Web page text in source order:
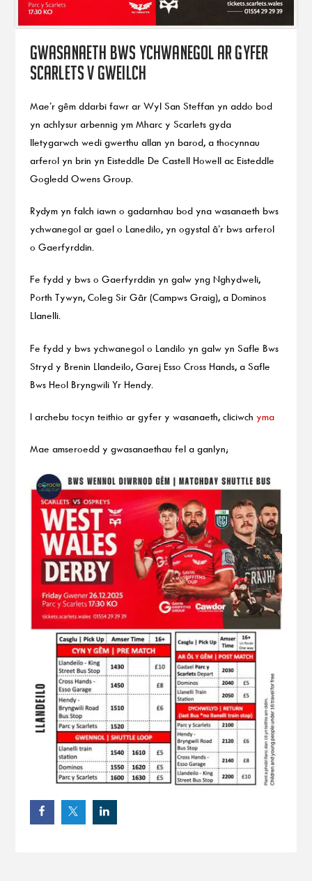
Gwasanaeth bws ychwanegol ar gyfer
Scarlets v Gweilch
Mae’r gêm ddarbi fawr ar Wyl San Steffan yn addo bod
yn achlysur arbennig ym Mharc y Scarlets gyda
lletygarwch wedi gwerthu allan yn barod, a thocynnau
arferol yn brin yn Eisteddle De Castell Howell ac Eisteddle
Gogledd Owens Group.
Rydym yn falch iawn o gadarnhau bod yna wasanaeth bws
ychwanegol ar gael o Lanedilo, yn ogystal â’r bws arferol
o Gaerfyrddin.
Fe fydd y bws o Gaerfyrddin yn galw yng Nghydweli,
Porth Tywyn, Coleg Sir Gâr (Campws Graig), a Dominos
Llanelli.
Fe fydd y bws ychwanegol o Landilo yn galw yn Safle Bws
Stryd y Brenin Llandeilo, Garej Esso Cross Hands, a Safle
Bws Heol Bryngwili Yr Hendy.
I archebu tocyn teithio ar gyfer y wasanaeth, cliciwch yma
Mae amseroedd y gwasanaethau fel a ganlyn;